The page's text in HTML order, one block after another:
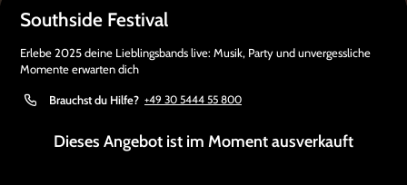
Southside Festival
Erlebe 2025 deine Lieblingsbands live: Musik, Party und unvergessliche
Momente erwarten dich
Brauchst du Hilfe? +49 30 5444 55 800
Dieses Angebot ist im Moment ausverkauft